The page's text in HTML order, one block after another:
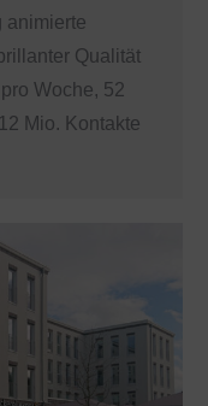
animierte
Qualität
Woche, 52
Mio. Kontakte